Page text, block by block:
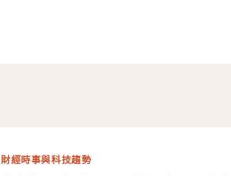
財經時事與科技趨勢